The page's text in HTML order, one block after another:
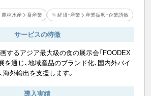
農林水産 畜産業 経済・産業 産業振興・企業誘致
サービスの特徴
するアジア最大級の食の展示会「FOODEX
を通じ、地域産品のブランド化、国内外バイ
海外輸出を支援します。
導入実績